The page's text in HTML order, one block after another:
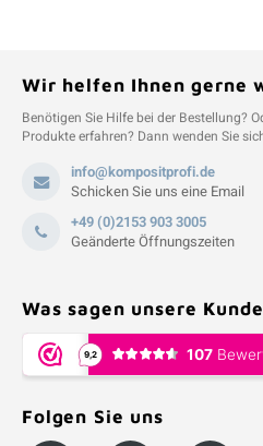
Wir helfen Ihnen gerne
Benötigen Sie Hilfe bei der Bestellung?
Produkte erfahren? Dann wenden Sie
info@kompositprofi.de
Schicken Sie uns eine Email
+49 (0)2153 903 3005
Geänderte Öffnungszeiten
Was sagen unsere
Folgen Sie uns